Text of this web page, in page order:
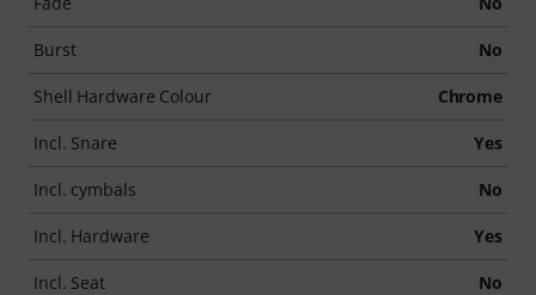
Burst No
Shell Hardware Colour Chrome
Incl. Snare Yes
Incl. cymbals No
Incl. Hardware Yes
Incl. Seat No